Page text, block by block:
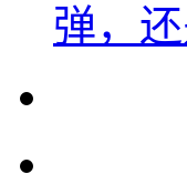
弹，